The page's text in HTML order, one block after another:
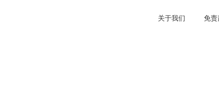
关于我们 免责